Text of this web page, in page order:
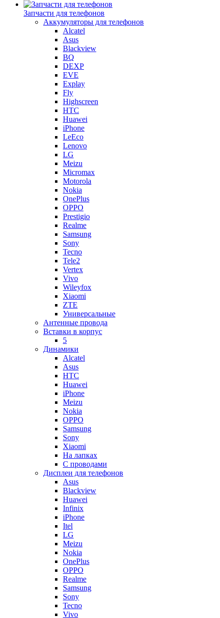
Запчасти для телефонов
Аккумуляторы для телефонов
Alcatel
Asus
Blackview
BQ
DEXP
EVE
Explay
Fly
Highscreen
HTC
Huawei
iPhone
LeEco
Lenovo
LG
Meizu
Micromax
Motorola
Nokia
OnePlus
OPPO
Prestigio
Realme
Samsung
Sony
Tecno
Tele2
Vertex
Vivo
Wileyfox
Xiaomi
ZTE
Универсальные
Антенные провода
Вставки в корпус
5
Динамики
Alcatel
Asus
HTC
Huawei
iPhone
Meizu
Nokia
OPPO
Samsung
Sony
Xiaomi
На лапках
С проводами
Дисплеи для телефонов
Asus
Blackview
Huawei
Infinix
iPhone
Itel
LG
Meizu
Nokia
OnePlus
OPPO
Realme
Samsung
Sony
Tecno
Vivo